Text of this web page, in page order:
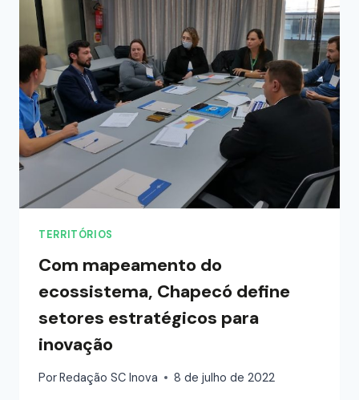
TERRITÓRIOS
Com mapeamento do
ecossistema, Chapecó define
setores estratégicos para
inovação
PorRedação SC Inova 8 de julho de 2022